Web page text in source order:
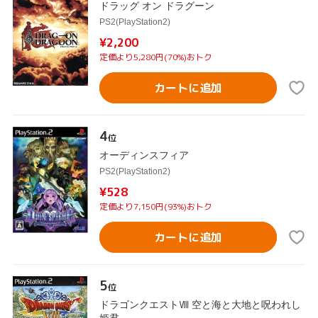
ドラッグ オン ドラグーン
PS2(PlayStation2)
¥2,200
定価より5,280円(70%)おトク
カートに追加
4位
オーディンスフィア
PS2(PlayStation2)
¥528
定価より7,150円(93%)おトク
カートに追加
5位
ドラゴンクエストⅧ 空と海と大地と呪われし